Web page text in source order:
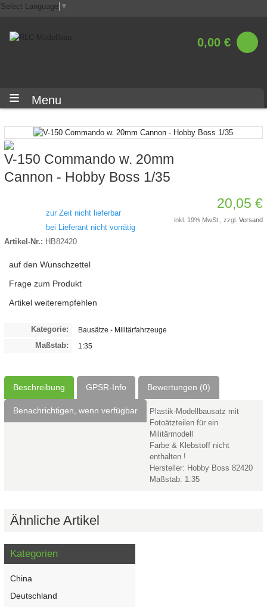
Select Language ▼
0,00 €
Menu
V-150 Commando w. 20mm
Cannon - Hobby Boss 1/35
zur Zeit nicht lieferbar
bei Lieferant nicht vorrätig
Artikel-Nr.: HB82420
auf den Wunschzettel
Frage zum Produkt
Artikel weiterempfehlen
20,05 €
inkl. 19% MwSt., zzgl.Versand
Kategorie: Bausätze - Militärfahrzeuge
Maßstab: 1:35
Beschreibung GPSR-Info Bewertungen (0)
Benachrichtigen, wenn verfügbar
Plastik-Modellbausatz mit
Fotoätzteilen für ein
Militärmodell
Farbe & Klebstoff nicht
enthalten !
Hersteller: Hobby Boss 82420
Maßstab: 1:35
Ähnliche Artikel
Kategorien
China
Deutschland